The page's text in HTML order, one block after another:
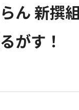
ん 新撰
がす！